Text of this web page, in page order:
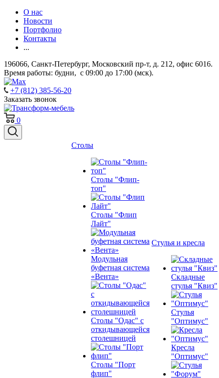
О нас
Новости
Портфолио
Контакты
...
196066, Санкт-Петербург, Московский пр-т, д. 212, офис 6016.
Время работы: будни, с 09:00 до 17:00 (мск).
+7 (812) 385-56-20
Заказать звонок
0
Столы
Столы "Флип-
топ"
Столы "Флип
Лайт"
Модульная
буфетная система
«Вента»
Столы "Одас" с
откидывающейся
столешницей
Столы "Порт
флип"
Стулья и кресла
Складные
стулья "Квиз"
Стулья
"Оптимус"
Кресла
"Оптимус"